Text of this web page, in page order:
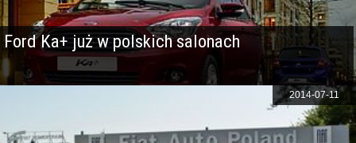
Ford Ka+ już w polskich salonach
2014-07-11